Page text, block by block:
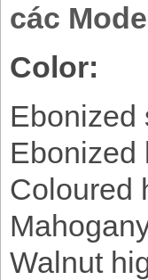
các
Color:
Walnut